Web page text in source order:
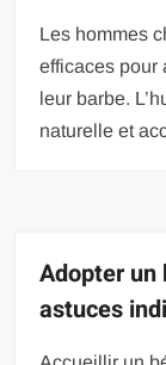
Les hommes
efficaces pour
leur barbe.
naturelle et
Adopter un
astuces